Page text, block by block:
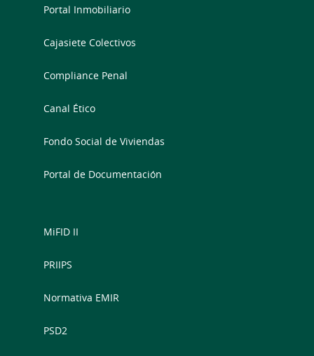
Portal Inmobiliario
Cajasiete Colectivos
Compliance Penal
Canal Ético
Fondo Social de Viviendas
Portal de Documentación
MiFID II
PRIIPS
Normativa EMIR
PSD2